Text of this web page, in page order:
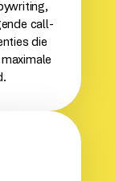
call-
die